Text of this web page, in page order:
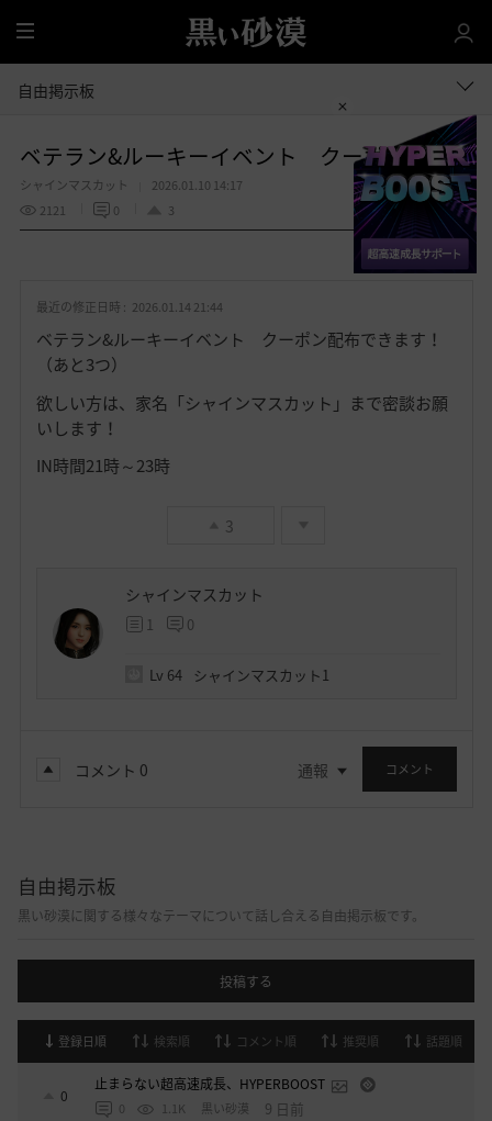
全
体
自由掲示板
ベテラン&ルーキーイベント クーポン配布
シャインマスカット
2026.01.10 14:17
2121
0 3
お
入
共有する
最近の修正日時 : 2026.01.14 21:44
ベテラン&ルーキーイベント クーポン配布できます！
（あと3つ）
欲しい方は、家名「シャインマスカット」まで密談お願
いします！
IN時間21時～23時
3
シャインマスカット
1 0
Lv 64 シャインマスカット1
コメント 0 通報 コメント
自由掲示板
黒い砂漠に関する様々なテーマについて話し合える自由掲示板です。
投稿する
登録日順 検索順 コメント順 推奨順 話題順
0
止まらない超高速成長、HYPERBOOST
0 1.1K 黒い砂漠 9 日前